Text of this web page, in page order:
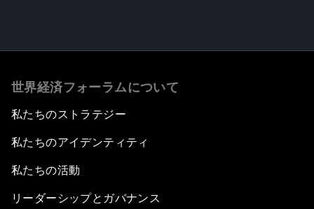
世界経済フォーラムについて
私たちのストラテジー
私たちのアイデンティティ
私たちの活動
リーダーシップとガバナンス